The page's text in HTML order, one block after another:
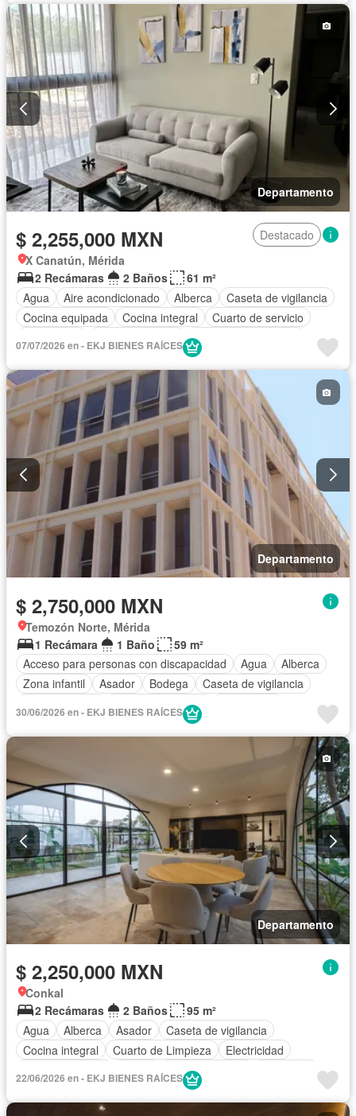
Vista panorámica
Sin amueblar
Departamento
$ 2,255,000 MXN
Destacado
X Canatún, Mérida
2 Recámaras
2 Baños
61 m²
Agua
Aire acondicionado Alberca
Caseta de vigilancia
Cocina equipada
Cocina integral
Cuarto de servicio
Estacionamiento
Recámara con closet
Sin amueblar
07/07/2026 en - EKJ BIENES RAÍCES
Departamento
$ 2,750,000 MXN
Temozón Norte, Mérida
1 Recámara
1 Baño
59 m²
Acceso para personas con discapacidad
Agua
Alberca
Zona infantil
Asador Bodega
Caseta de vigilancia
Cuarto de servicio
Gimnasio
Jardín
Terraza
Zonas verdes
Sin amueblar
30/06/2026 en - EKJ BIENES RAÍCES
Departamento
$ 2,250,000 MXN
Conkal
2 Recámaras
2 Baños
95 m²
Agua
Alberca Asador
Caseta de vigilancia
Cocina integral
Cuarto de Limpieza
Electricidad
Sala polivalente
22/06/2026 en - EKJ BIENES RAÍCES